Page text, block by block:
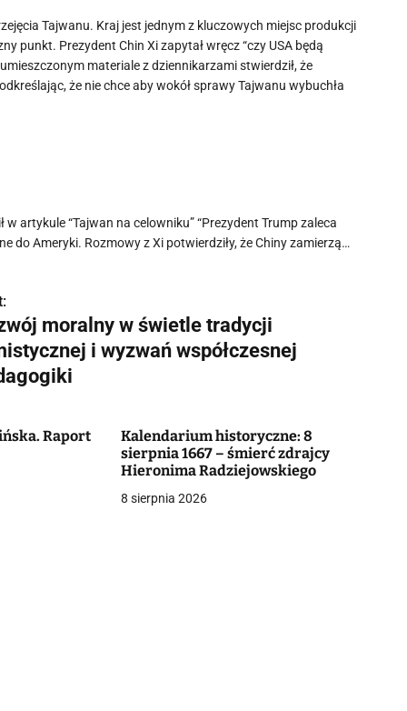
Tajwanu. Kraj jest jednym z kluczowych miejsc produkcji
punkt. Prezydent Chin Xi zapytał wręcz “czy USA będą
materiale z dziennikarzami stwierdził, że
że nie chce aby wokół sprawy Tajwanu wybuchła
artykule “Tajwan na celowniku” “Prezydent Trump zaleca
do Ameryki. Rozmowy z Xi potwierdziły, że Chiny zamierzą…
moralny w świetle tradycji
i wyzwań współczesnej
Raport
Kalendarium historyczne: 8
sierpnia 1667 – śmierć zdrajcy
Hieronima Radziejowskiego
8 sierpnia 2026